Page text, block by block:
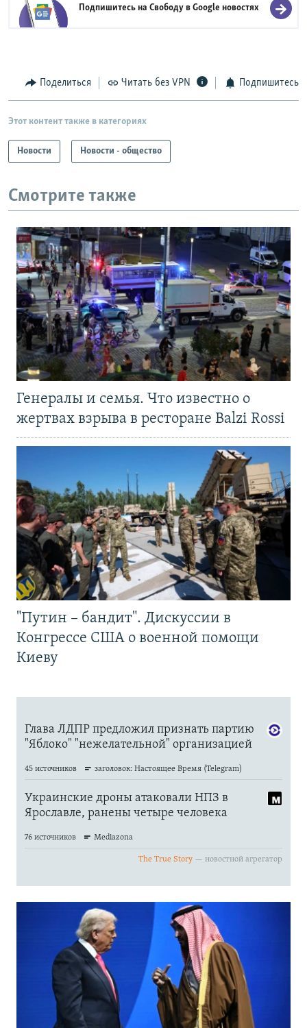
Подпишитесь на Свободу вGoogle новостях
Поделиться Читать без VPN Подпишитесь
Этот контент также в категориях
Новости Новости - общество
Смотрите также
Генералы и семья. Что известно о
жертвах взрыва в ресторане Balzi Rossi
"Путин – бандит". Дискуссии в
Конгрессе США о военной помощи
Киеву